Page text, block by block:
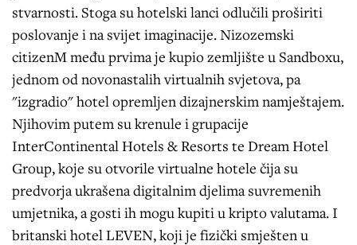
stvarnosti. Stoga su hotelski lanci odlučili proširiti
poslovanje i na svijet imaginacije. Nizozemski
citizenM među prvima je kupio zemljište u Sandboxu,
jednom od novonastalih virtualnih svjetova, pa
"izgradio" hotel opremljen dizajnerskim namještajem.
Njihovim putem su krenule i grupacije
InterContinental Hotels & Resorts te Dream Hotel
Group, koje su otvorile virtualne hotele čija su
predvorja ukrašena digitalnim djelima suvremenih
umjetnika, a gosti ih mogu kupiti u kripto valutama. I
britanski hotel LEVEN, koji je fizički smješten u